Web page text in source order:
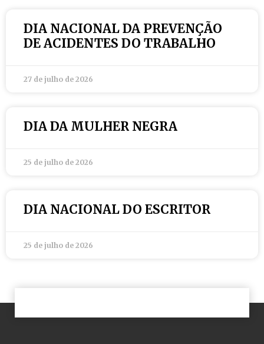
DIA NACIONAL DA PREVENÇÃO
DE ACIDENTES DO TRABALHO
27 de julho de 2026
DIA DA MULHER NEGRA
25 de julho de 2026
DIA NACIONAL DO ESCRITOR
25 de julho de 2026